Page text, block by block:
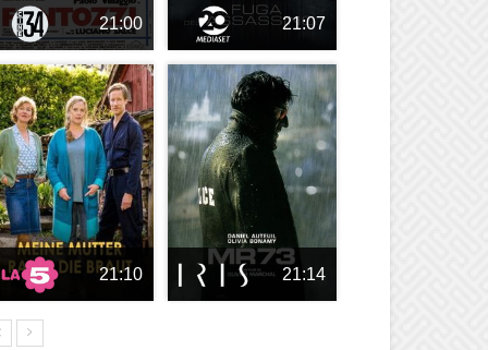
21:00 21:07
21:10 21:14